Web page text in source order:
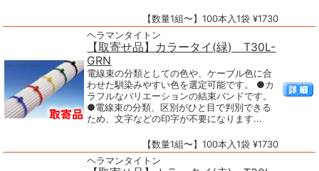
【数量1組〜】100本入1袋 ¥1730
ヘラマンタイトン
【取寄せ品】カラータイ(緑) T30L-
GRN
電線束の分類としての色や、ケーブル色に合
わせた馴染みやすい色を選定可能です。 ●カ
ラフルなバリエーションの結束バンドです。
●電線束の分類、区別がひと目で判別できる
ため、文字などの印字が不要になります...
【数量1組〜】100本入1袋 ¥1730
ヘラマンタイトン